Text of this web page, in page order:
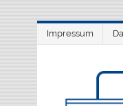
Impressum